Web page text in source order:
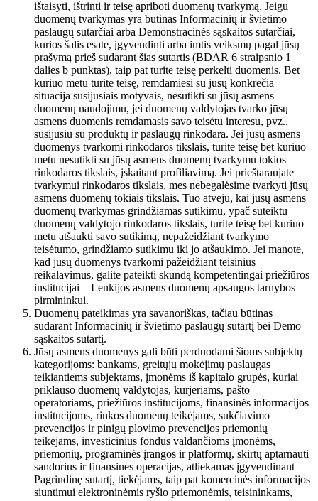
ištaisyti, ištrinti ir teisę apriboti duomenų tvarkymą. Jeigu
duomenų tvarkymas yra būtinas Informacinių ir švietimo
paslaugų sutarčiai arba Demonstracinės sąskaitos sutarčiai,
kurios šalis esate, įgyvendinti arba imtis veiksmų pagal jūsų
prašymą prieš sudarant šias sutartis (BDAR 6 straipsnio 1
dalies b punktas), taip pat turite teisę perkelti duomenis. Bet
kuriuo metu turite teisę, remdamiesi su jūsų konkrečia
situacija susijusiais motyvais, nesutikti su jūsų asmens
duomenų naudojimu, jei duomenų valdytojas tvarko jūsų
asmens duomenis remdamasis savo teisėtu interesu, pvz.,
susijusiu su produktų ir paslaugų rinkodara. Jei jūsų asmens
duomenys tvarkomi rinkodaros tikslais, turite teisę bet kuriuo
metu nesutikti su jūsų asmens duomenų tvarkymu tokios
rinkodaros tikslais, įskaitant profiliavimą. Jei prieštaraujate
tvarkymui rinkodaros tikslais, mes nebegalėsime tvarkyti jūsų
asmens duomenų tokiais tikslais. Tuo atveju, kai jūsų asmens
duomenų tvarkymas grindžiamas sutikimu, ypač suteiktu
duomenų valdytojo rinkodaros tikslais, turite teisę bet kuriuo
metu atšaukti savo sutikimą, nepažeidžiant tvarkymo
teisėtumo, grindžiamo sutikimu iki jo atšaukimo. Jei manote,
kad jūsų duomenys tvarkomi pažeidžiant teisinius
reikalavimus, galite pateikti skundą kompetentingai priežiūros
institucijai – Lenkijos asmens duomenų apsaugos tarnybos
pirmininkui.
Duomenų pateikimas yra savanoriškas, tačiau būtinas
sudarant Informacinių ir švietimo paslaugų sutartį bei Demo
sąskaitos sutartį.
Jūsų asmens duomenys gali būti perduodami šioms subjektų
kategorijoms: bankams, greitųjų mokėjimų paslaugas
teikiantiems subjektams, įmonėms iš kapitalo grupės, kuriai
priklauso duomenų valdytojas, kurjeriams, pašto
operatoriams, priežiūros institucijoms, finansinės informacijos
institucijoms, rinkos duomenų teikėjams, sukčiavimo
prevencijos ir pinigų plovimo prevencijos priemonių
teikėjams, investicinius fondus valdančioms įmonėms,
priemonių, programinės įrangos ir platformų, skirtų aptarnauti
sandorius ir finansines operacijas, atliekamas įgyvendinant
Pagrindinę sutartį, tiekėjams, taip pat komercinės informacijos
siuntimui elektroninėmis ryšio priemonėmis, teisininkams,